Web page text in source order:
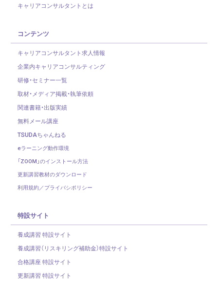
キャリアコンサルタントとは
コンテンツ
キャリアコンサルタント求人情報
企業内キャリアコンサルティング
研修・セミナー一覧
取材・メディア掲載・執筆依頼
関連書籍・出版実績
無料メール講座
TSUDAちゃんねる
eラーニング動作環境
「ZOOM」のインストール方法
更新講習教材のダウンロード
利用規約／プライバシポリシー
特設サイト
養成講習 特設サイト
養成講習（リスキリング補助金）特設サイト
合格講座 特設サイト
更新講習 特設サイト